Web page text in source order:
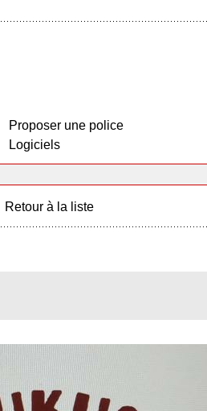
Proposer une police
Logiciels
Retour à la liste